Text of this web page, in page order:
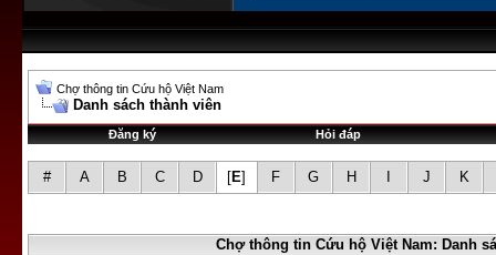
Chợ thông tin Cứu hộ Việt Nam
Danh sách thành viên
Đăng ký Hỏi đáp
# A B C D [E] F G H J K
Chợ thông tin Cứu hộ Việt Nam: Danh